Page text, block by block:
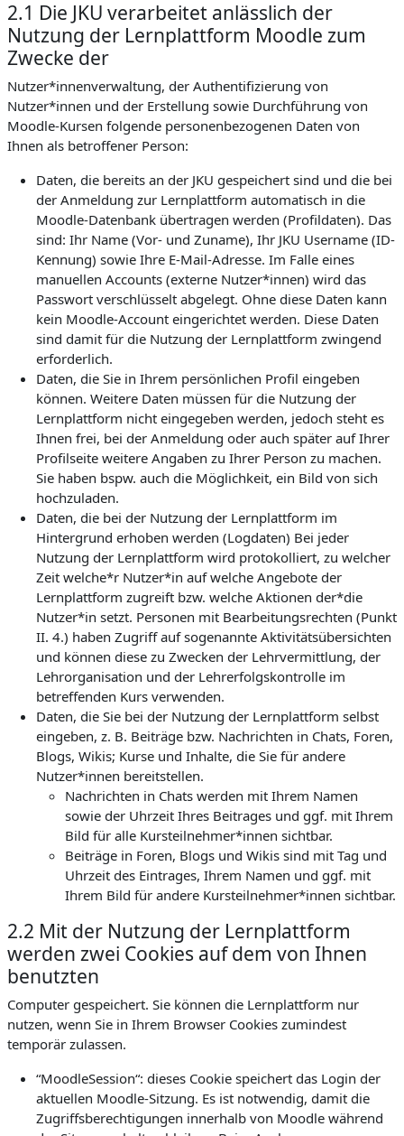
2.1 Die JKU verarbeitet anlässlich der
Nutzung der Lernplattform Moodle zum
Zwecke der
Nutzer*innenverwaltung, der Authentifizierung von
Nutzer*innen und der Erstellung sowie Durchführung von
Moodle-Kursen folgende personenbezogenen Daten von
Ihnen als betroffener Person:
Daten, die bereits an der JKU gespeichert sind und die bei
der Anmeldung zur Lernplattform automatisch in die
Moodle-Datenbank übertragen werden (Profildaten). Das
sind: Ihr Name (Vor- und Zuname), Ihr JKU Username (ID-
Kennung) sowie Ihre E-Mail-Adresse. Im Falle eines
manuellen Accounts (externe Nutzer*innen) wird das
Passwort verschlüsselt abgelegt. Ohne diese Daten kann
kein Moodle-Account eingerichtet werden. Diese Daten
sind damit für die Nutzung der Lernplattform zwingend
erforderlich.
Daten, die Sie in Ihrem persönlichen Profil eingeben
können. Weitere Daten müssen für die Nutzung der
Lernplattform nicht eingegeben werden, jedoch steht es
Ihnen frei, bei der Anmeldung oder auch später auf Ihrer
Profilseite weitere Angaben zu Ihrer Person zu machen.
Sie haben bspw. auch die Möglichkeit, ein Bild von sich
hochzuladen.
Daten, die bei der Nutzung der Lernplattform im
Hintergrund erhoben werden (Logdaten) Bei jeder
Nutzung der Lernplattform wird protokolliert, zu welcher
Zeit welche*r Nutzer*in auf welche Angebote der
Lernplattform zugreift bzw. welche Aktionen der*die
Nutzer*in setzt. Personen mit Bearbeitungsrechten (Punkt
II. 4.) haben Zugriff auf sogenannte Aktivitätsübersichten
und können diese zu Zwecken der Lehrvermittlung, der
Lehrorganisation und der Lehrerfolgskontrolle im
betreffenden Kurs verwenden.
Daten, die Sie bei der Nutzung der Lernplattform selbst
eingeben, z. B. Beiträge bzw. Nachrichten in Chats, Foren,
Blogs, Wikis; Kurse und Inhalte, die Sie für andere
Nutzer*innen bereitstellen.
Nachrichten in Chats werden mit Ihrem Namen
sowie der Uhrzeit Ihres Beitrages und ggf. mit Ihrem
Bild für alle Kursteilnehmer*innen sichtbar.
Beiträge in Foren, Blogs und Wikis sind mit Tag und
Uhrzeit des Eintrages, Ihrem Namen und ggf. mit
Ihrem Bild für andere Kursteilnehmer*innen sichtbar.
2.2 Mit der Nutzung der Lernplattform
werden zwei Cookies auf dem von Ihnen
benutzten
Computer gespeichert. Sie können die Lernplattform nur
nutzen, wenn Sie in Ihrem Browser Cookies zumindest
temporär zulassen.
“MoodleSession“: dieses Cookie speichert das Login der
aktuellen Moodle-Sitzung. Es ist notwendig, damit die
Zugriffsberechtigungen innerhalb von Moodle während